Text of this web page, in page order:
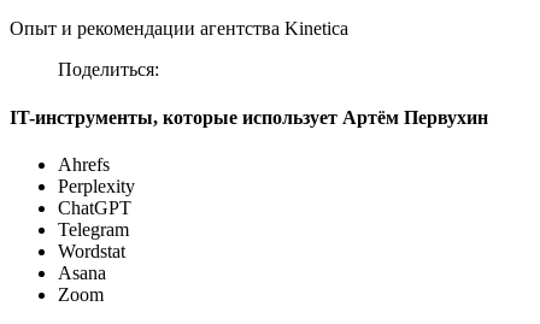
Опыт и рекомендации агентства Kinetica
Поделиться:
IT-инструменты, которые использует Артём Первухин
Ahrefs
Perplexity
ChatGPT
Telegram
Wordstat
Asana
Zoom